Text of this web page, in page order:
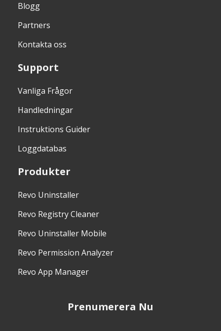
Blogg
Partners
Kontakta oss
Support
Vanliga Frågor
Handledningar
Instruktions Guider
Loggdatabas
Produkter
Revo Uninstaller
Revo Registry Cleaner
Revo Uninstaller Mobile
Revo Permission Analyzer
Revo App Manager
Prenumerera Nu